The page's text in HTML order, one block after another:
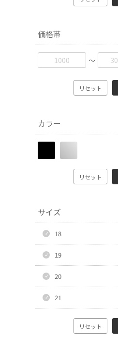
価格帯
〜
リセット
カラー
リセット
サイズ
18
19
20
21
リセット